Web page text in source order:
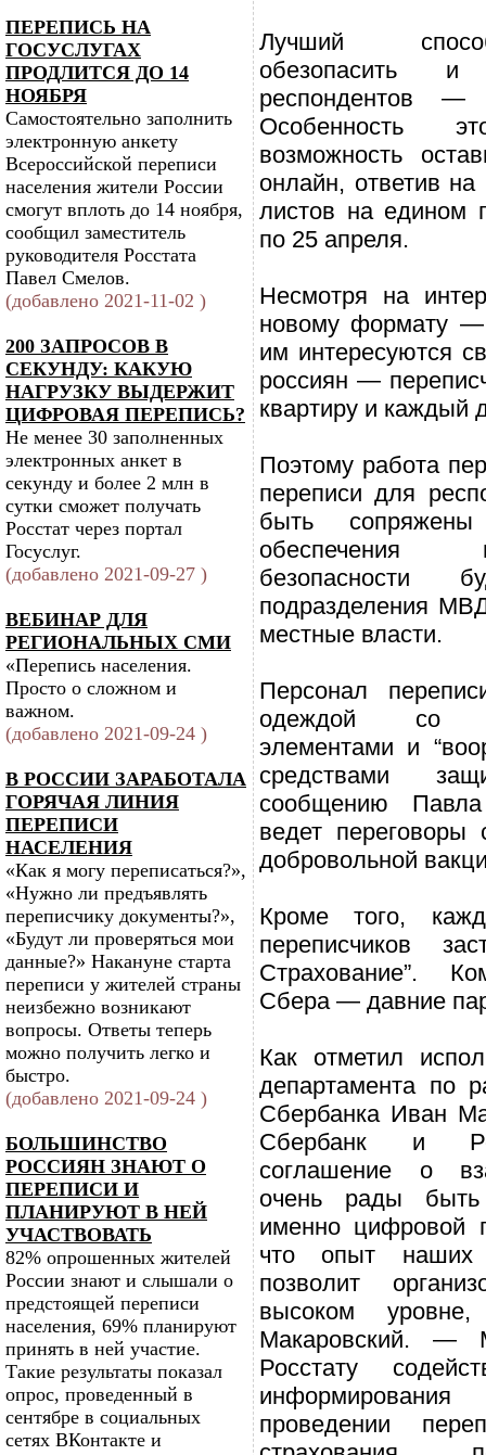
ПЕРЕПИСЬ НА
ГОСУСЛУГАХ
ПРОДЛИТСЯ ДО 14
НОЯБРЯ
Самостоятельно заполнить
электронную анкету
Всероссийской переписи
населения жители России
смогут вплоть до 14 ноября,
сообщил заместитель
руководителя Росстата
Павел Смелов.
(добавлено 2021-11-02 )
200 ЗАПРОСОВ В
СЕКУНДУ: КАКУЮ
НАГРУЗКУ ВЫДЕРЖИТ
ЦИФРОВАЯ ПЕРЕПИСЬ?
Не менее 30 заполненных
электронных анкет в
секунду и более 2 млн в
сутки сможет получать
Росстат через портал
Госуслуг.
(добавлено 2021-09-27 )
ВЕБИНАР ДЛЯ
РЕГИОНАЛЬНЫХ СМИ
«Перепись населения.
Просто о сложном и
важном.
(добавлено 2021-09-24 )
В РОССИИ ЗАРАБОТАЛА
ГОРЯЧАЯ ЛИНИЯ
ПЕРЕПИСИ
НАСЕЛЕНИЯ
«Как я могу переписаться?»,
«Нужно ли предъявлять
переписчику документы?»,
«Будут ли проверяться мои
данные?» Накануне старта
переписи у жителей страны
неизбежно возникают
вопросы. Ответы теперь
можно получить легко и
быстро.
(добавлено 2021-09-24 )
БОЛЬШИНСТВО
РОССИЯН ЗНАЮТ О
ПЕРЕПИСИ И
ПЛАНИРУЮТ В НЕЙ
УЧАСТВОВАТЬ
82% опрошенных жителей
России знают и слышали о
предстоящей переписи
населения, 69% планируют
принять в ней участие.
Такие результаты показал
опрос, проведенный в
сентябре в социальных
сетях ВКонтакте и
Лучший
обезопасить
респондентов
Особенность
возможность
онлайн, ответив
листов на едином
по 25 апреля.
Несмотря на
новому формату
им интересуются
россиян —
квартиру и каждый
Поэтому работа
переписи для
быть
обеспечения
безопасности
подразделения
местные власти.
Персонал
одеждой со
элементами и
средствами
сообщению
ведет
добровольной
Кроме того,
переписчиков
Страхование”.
Сбера — давние
Как отметил
департамента по
Сбербанка Иван
Сбербанк и
соглашение о
очень рады быть
именно цифровой
что опыт наших
позволит
высоком
Макаровский. —
Росстату
проведении